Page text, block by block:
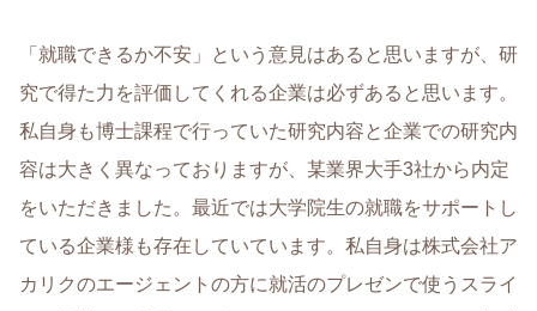
「就職できるか不安」という意見はあると思いますが、研
究で得た力を評価してくれる企業は必ずあると思います。
私自身も博士課程で行っていた研究内容と企業での研究内
容は大きく異なっておりますが、某業界大手3社から内定
をいただきました。最近では大学院生の就職をサポートし
ている企業様も存在していています。私自身は株式会社ア
カリクのエージェントの方に就活のプレゼンで使うスライ